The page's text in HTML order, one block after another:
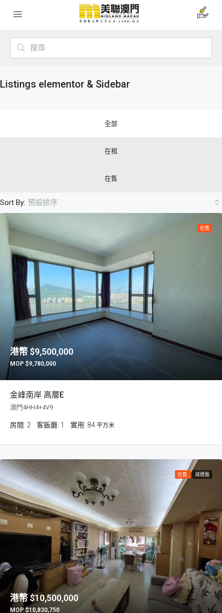
Listings elementor & Sidebar
全部
在租
在售
Sort By: 預設排序
在售
$9,500,000
$9,780,000
金峰南岸 高層E
澳門4HH4+4V9
房間: 2 客飯廳: 1 84 平方米
在售 減價盤
$10,500,000
$10,830,750